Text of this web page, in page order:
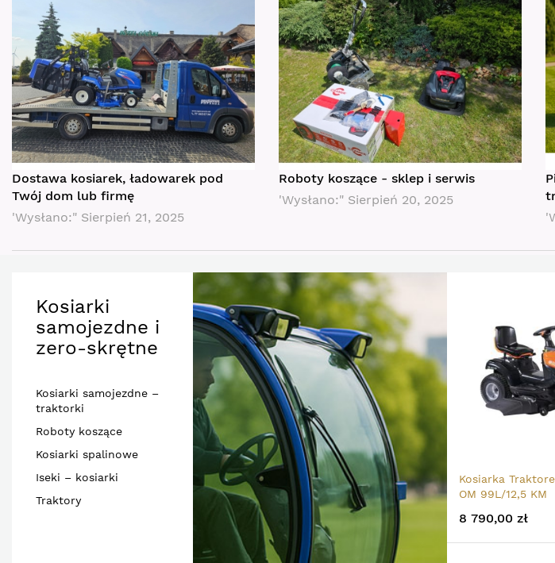
Dostawa kosiarek, ładowarek pod
Twój dom lub firmę
'Wysłano:" Sierpień 21, 2025
Roboty koszące - sklep i serwis
'Wysłano:" Sierpień 20, 2025
Kosiarki
samojezdne i
zero-skrętne
Kosiarki samojezdne –
traktorki
Roboty koszące
Kosiarki spalinowe
Iseki – kosiarki
Traktory
Kosiarka
OM 99L/12,5 KM
8 790,00 zł